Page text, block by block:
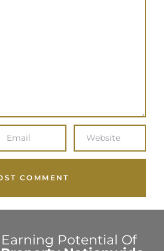
Potential Of